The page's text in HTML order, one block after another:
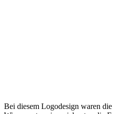
Bei diesem Logodesign waren